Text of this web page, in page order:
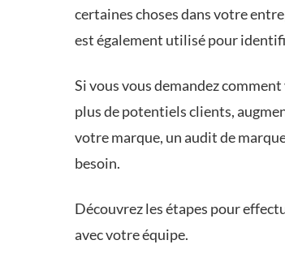
certaines choses dans votre
est également utilisé pour
Si vous vous demandez
plus de potentiels clients,
votre marque, un audit de
besoin.
Découvrez les étapes pour
avec votre équipe.